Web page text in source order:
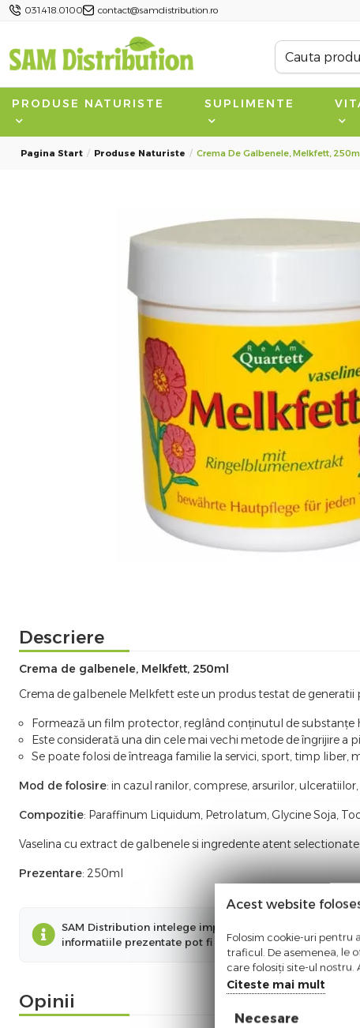
031.418.0100 contact@samdistribution.ro
PRODUSE NATURISTE SUPLIMENTE
Pagina Start Produse Naturiste Crema De Galbenele, Melkfett,
Descriere
Crema de galbenele, Melkfett, 250ml
Crema de galbenele Melkfett este un produs testat de
Formează un film protector, reglând conținutul de substanțe
Este considerată una din cele mai vechi metode de îngrijire a
Se poate folosi de întreaga familie la servici, sport, timp liber,
Mod de folosire: in cazul ranilor, comprese, arsurilor,
Compozitie: Paraffinum Liquidum, Petrolatum, Glycine Soja,
Vaselina cu extract de galbenele si ingredente atent
Prezentare: 250ml
SAM Distribution intelege importanta informatiilor
informatiile prezentate pot fi diferite fata de cele
Opinii
Acest website
Folosim cookie-uri pentru
traficul. De asemenea, le
care folosiți site-ul nostru.
Citeste mai mult
Necesare